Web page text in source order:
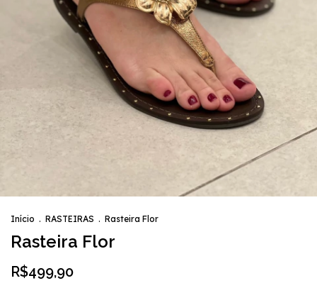
Início . RASTEIRAS . Rasteira Flor
Rasteira Flor
R$499,90